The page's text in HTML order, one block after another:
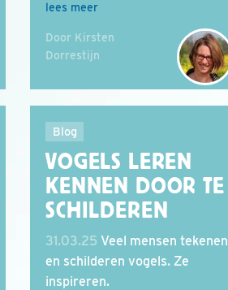
lees meer
Door Kirsten
Dorrestijn
Blog
VOGELS LEREN
KENNEN DOOR TE
SCHILDEREN
31.03.25 Veel mensen tekenen
en schilderen vogels. Ze
inspireren.